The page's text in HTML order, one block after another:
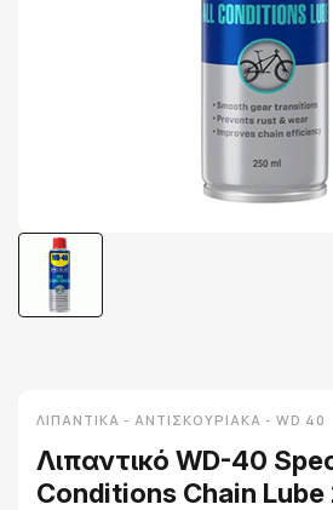
ΛΙΠΑΝΤΙΚΆ - ΑΝΤΙΣΚΟΥΡΙΑΚΆ - WD 40
Λιπαντικό WD-40
Conditions Chain Lube